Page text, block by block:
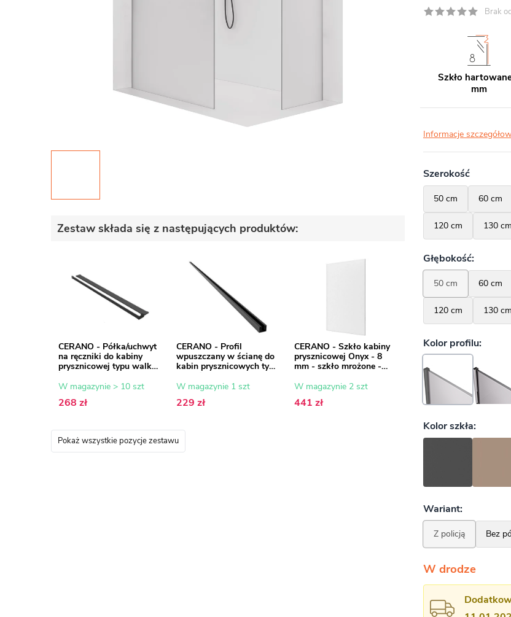
Zestaw składa się z następujących produktów:
CERANO - Półka/uchwyt
na ręczniki do kabiny
prysznicowej typu walk-
mat - 30 do 160 cm
W magazynie > 10 szt
268 zł
CERANO - Profil
wpuszczany w ścianę do
kabin prysznicowych typu
mat - 200 cm
W magazynie 1 szt
229 zł
CERANO - Szkło kabiny
prysznicowej Onyx - 8
mm - szkło mrożone -
W magazynie 2 szt
441 zł
Pokaż wszystkie pozycje zestawu
Brak
Szkło
mm
Informacje
W drodze